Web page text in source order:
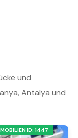
und
Antalya und
ID: 1447